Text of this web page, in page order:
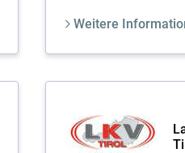
Weitere